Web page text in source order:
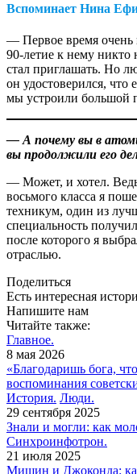
Вспоминает Нина
— Первое время очень
90-летие к нему никто
стал приглашать. Но
он удостоверился,
мы устроили большой
— А почему вы в
вы продолжили его
— Может, и хотел.
восьмого класса я
техникум, один из
специальность
после которого я
отраслью.
Поделиться
Есть интересная
Напишите нам
Читайте также:
Главное.
8 мая 2026
«Благодаришь бога,
воспоминания
История. Люди.
29 сентября 2025
Знали и могли: как
Синхроинфотрон.
21 июля 2025
Мишин и Джоконда: